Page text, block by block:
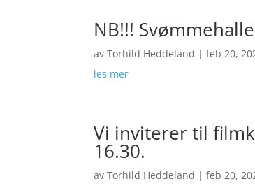
NB!!!
avTorhild Heddeland |feb 20,
les mer
Vi inviterer til
16.30.
avTorhild Heddeland |feb 20,